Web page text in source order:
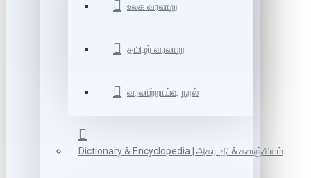
உலக வரலாறு
தமிழர் வரலாறு
வரலாற்றாய்வு நூல்
Dictionary & Encyclopedia | அகராதி & களஞ்சியம்